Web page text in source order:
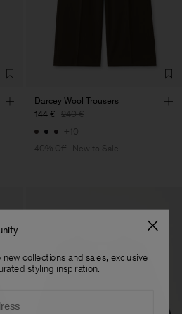
Romania
Darcey Wool Trousers
144 € 240 €
+10
40% Off
New to Sale
collections and sales, exclusive
styling inspiration.